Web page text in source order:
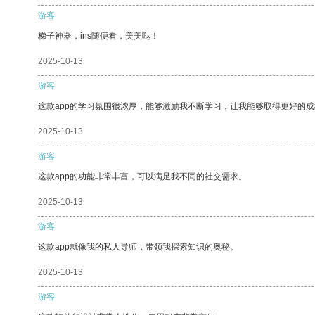
游客
梯子神器，ins随便看，美美哒！
2025-10-13
游客
这款app的学习氛围很浓厚，能够激励我不断学习，让我能够取得更好的
2025-10-13
游客
这款app的功能非常丰富，可以满足我不同的社交需求。
2025-10-13
游客
这款app就像我的私人导师，带领我探索知识的奥秘。
2025-10-13
游客